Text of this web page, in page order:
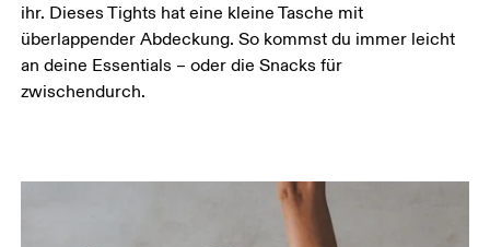
ihr. Dieses Tights hat eine kleine Tasche mit
überlappender Abdeckung. So kommst du immer leicht
an deine Essentials – oder die Snacks für
zwischendurch.